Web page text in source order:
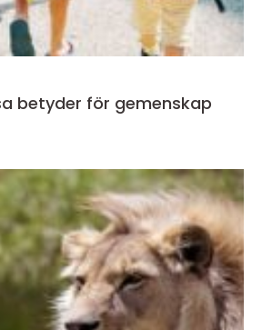
betyder för gemenskap